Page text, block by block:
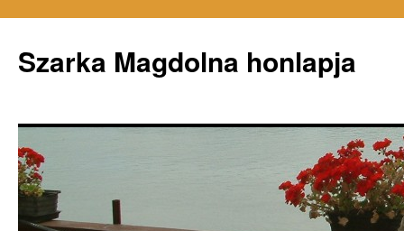
Szarka Magdolna honlapja